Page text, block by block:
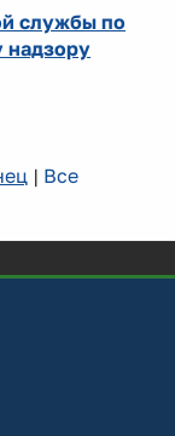
службы по
надзору
| Все